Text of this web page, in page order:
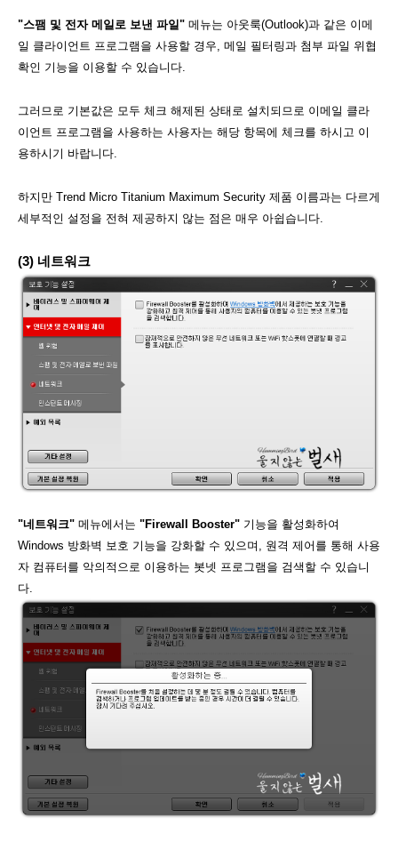
"스팸 및 전자 메일로 보낸 파일" 메뉴는 아웃룩(Outlook)과 같은 이메
일 클라이언트 프로그램을 사용할 경우, 메일 필터링과 첨부 파일 위협
확인 기능을 이용할 수 있습니다.
그러므로 기본값은 모두 체크 해제된 상태로 설치되므로 이메일 클라
이언트 프로그램을 사용하는 사용자는 해당 항목에 체크를 하시고 이
용하시기 바랍니다.
하지만 Trend Micro Titanium Maximum Security 제품 이름과는 다르게
세부적인 설정을 전혀 제공하지 않는 점은 매우 아쉽습니다.
(3) 네트워크
"네트워크" 메뉴에서는 "Firewall Booster" 기능을 활성화하여
Windows 방화벽 보호 기능을 강화할 수 있으며, 원격 제어를 통해 사용
자 컴퓨터를 악의적으로 이용하는 봇넷 프로그램을 검색할 수 있습니
다.